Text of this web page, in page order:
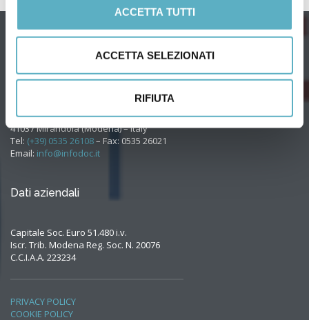
ACCETTA TUTTI
ACCETTA SELEZIONATI
RIFIUTA
Via Agnini, 76
41037 Mirandola (Modena) – Italy
Tel: (+39) 0535 26108– Fax: 0535 26021
Email: info@infodoc.it
Dati aziendali
Capitale Soc. Euro 51.480 i.v.
Iscr. Trib. Modena Reg. Soc. N. 20076
C.C.I.A.A. 223234
PRIVACY POLICY
COOKIE POLICY